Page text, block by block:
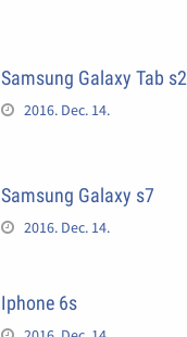
Samsung Galaxy Tab s2
2016. Dec. 14.
Samsung Galaxy s7
2016. Dec. 14.
Iphone 6s